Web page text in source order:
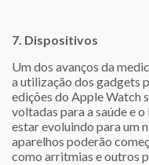
7. Dispositivos
Um dos avanços da
a utilização dos gadgets
edições do Apple Watch
voltadas para a saúde e
estar evoluindo para um
aparelhos poderão
como arritmias e outros